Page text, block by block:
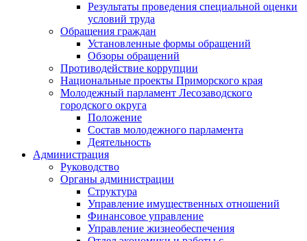
Результаты проведения специальной оценки
условий труда
Обращения граждан
Установленные формы обращений
Обзоры обращений
Противодействие коррупции
Национальные проекты Приморского края
Молодежный парламент Лесозаводского
городского округа
Положение
Состав молодежного парламента
Деятельность
Администрация
Руководство
Органы администрации
Структура
Управление имущественных отношений
Финансовое управление
Управление жизнеобеспечения